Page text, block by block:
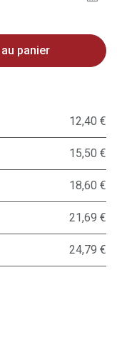
panier
12,40 €
15,50 €
18,60 €
21,69 €
24,79 €